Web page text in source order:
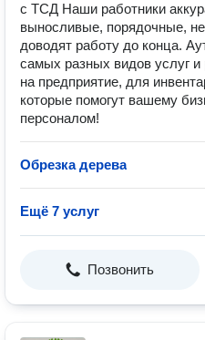
с ТСД Наши работники
выносливые, порядочные,
доводят работу до конца.
самых разных видов услуг и
на предприятие, для
которые помогут вашему
персоналом!
Обрезка дерева
Ещё 7 услуг
Позвонить